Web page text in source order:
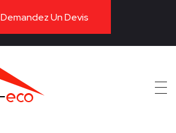
Demandez Un Devis